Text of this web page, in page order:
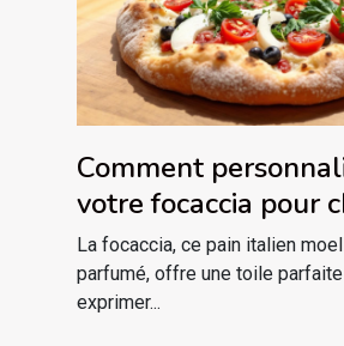
Comment
votre focaccia pour
saison ?
La focaccia, ce pain italien
parfumé, offre une toile
exprimer...